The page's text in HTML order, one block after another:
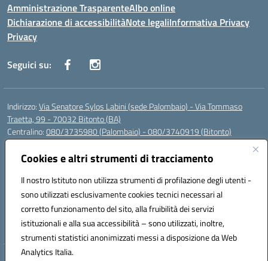
Cookies e altri strumenti di tracciamento
Il nostro Istituto non utilizza strumenti di profilazione degli utenti -
sono utilizzati esclusivamente cookies tecnici necessari al
corretto funzionamento del sito, alla fruibilità dei servizi
istituzionali e alla sua accessibilità – sono utilizzati, inoltre,
strumenti statistici anonimizzati messi a disposizione da Web
Analytics Italia.
Amministrazione TrasparenteAlbo online
Dichiarazione di accessibilitàNote legaliInformativa Privacy
Privacy
Seguici su:
Indirizzo:Via Senatore Sylos Labini (sede Palombaio) - Via Tommaso
Traetta, 99 - 70032 Bitonto (BA)
Centralino:080/3735980 (Palombaio) - 080/3740919 (Bitonto)
Email:
Posta elettronica certificata (PEC):baic80800a@pec.istruzione.it
Codice fiscale: 93360210723
Codice meccanografico:BAIC80800A
Codice Indice delle Pubbliche Amministrazioni (IPA): istsc_baic80800a
Codice unico di fatturazione (CUF): UFK0WW